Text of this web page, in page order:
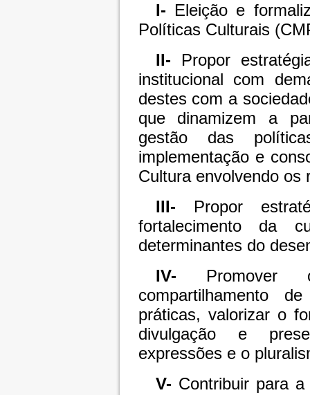
I- Eleição e
Políticas Culturais
II- Propor
institucional com
destes com a
que dinamizem a
gestão das
implementação e
Cultura envolvendo os
III- Propor
fortalecimento da
determinantes do
IV- Promover
compartilhamento
práticas, valorizar o
divulgação e
expressões e o
V- Contribuir para